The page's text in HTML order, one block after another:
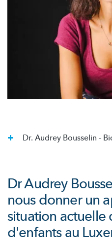
Dr. Audrey Bousselin -
Dr Audrey
nous donner un
situation actuelle
d'enfants au